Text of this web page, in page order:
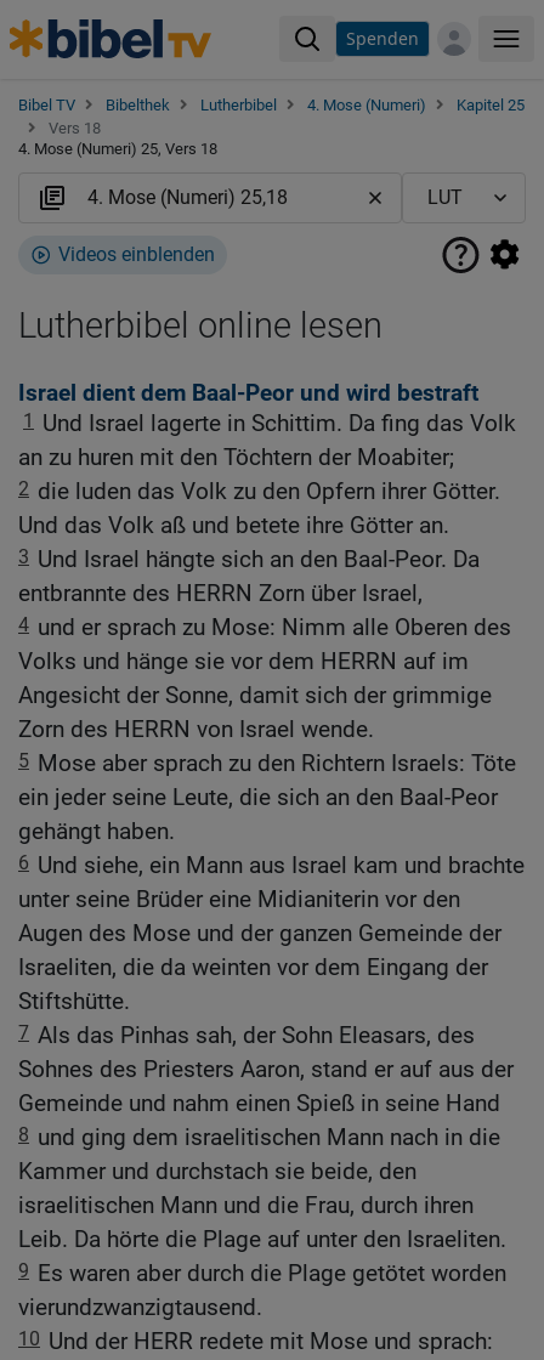
Spenden
Bibel TV Bibelthek Lutherbibel 4. Mose (Numeri)
Kapitel 25
Vers 18
4. Mose (Numeri) 25, Vers 18
Videos einblenden
Lutherbibel online lesen
Israel dient dem Baal-Peor und wird bestraft
1
Und Israel lagerte in Schittim. Da fing das Volk
an zu huren mit den Töchtern der Moabiter;
2 die luden das Volk zu den Opfern ihrer Götter.
Und das Volk aß und betete ihre Götter an.
3 Und Israel hängte sich an den Baal-Peor. Da
entbrannte des HERRN Zorn über Israel,
4 und er sprach zu Mose: Nimm alle Oberen des
Volks und hänge sie vor dem HERRN auf im
Angesicht der Sonne, damit sich der grimmige
Zorn des HERRN von Israel wende.
5 Mose aber sprach zu den Richtern Israels: Töte
ein jeder seine Leute, die sich an den Baal-Peor
gehängt haben.
6 Und siehe, ein Mann aus Israel kam und brachte
unter seine Brüder eine Midianiterin vor den
Augen des Mose und der ganzen Gemeinde der
Israeliten, die da weinten vor dem Eingang der
Stiftshütte.
7 Als das Pinhas sah, der Sohn Eleasars, des
Sohnes des Priesters Aaron, stand er auf aus der
Gemeinde und nahm einen Spieß in seine Hand
8 und ging dem israelitischen Mann nach in die
Kammer und durchstach sie beide, den
israelitischen Mann und die Frau, durch ihren
Leib. Da hörte die Plage auf unter den Israeliten.
9 Es waren aber durch die Plage getötet worden
vierundzwanzigtausend.
10 Und der HERR redete mit Mose und sprach: